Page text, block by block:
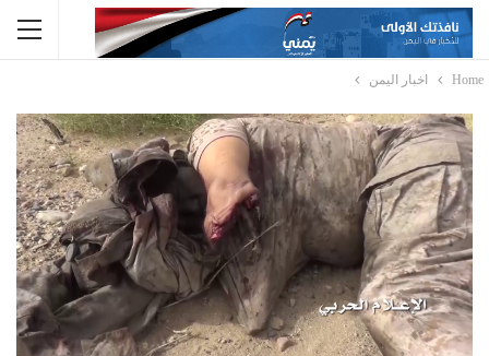
Home اخبار اليمن